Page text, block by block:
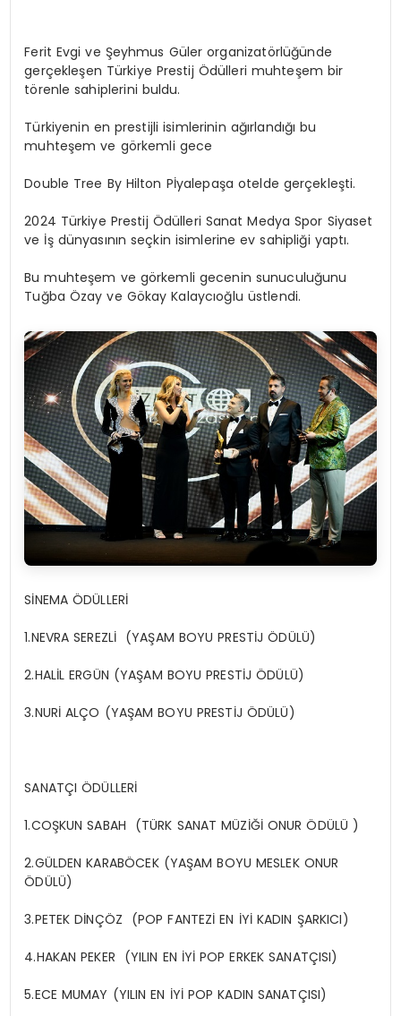
Ferit Evgi ve Şeyhmus Güler organizatörlüğünde
gerçekleşen Türkiye Prestij Ödülleri muhteşem bir
törenle sahiplerini buldu.
Türkiyenin en prestijli isimlerinin ağırlandığı bu
muhteşem ve görkemli gece
Double Tree By Hilton Pİyalepaşa otelde gerçekleşti.
2024 Türkiye Prestij Ödülleri Sanat Medya Spor Siyaset
ve İş dünyasının seçkin isimlerine ev sahipliği yaptı.
Bu muhteşem ve görkemli gecenin sunuculuğunu
Tuğba Özay ve Gökay Kalaycıoğlu üstlendi.
SİNEMA ÖDÜLLERİ
1.NEVRA SEREZLİ (YAŞAM BOYU PRESTİJ ÖDÜLÜ)
2.HALİL ERGÜN (YAŞAM BOYU PRESTİJ ÖDÜLÜ)
3.NURİ ALÇO (YAŞAM BOYU PRESTİJ ÖDÜLÜ)
SANATÇI ÖDÜLLERİ
1.COŞKUN SABAH (TÜRK SANAT MÜZİĞİ ONUR ÖDÜLÜ )
2.GÜLDEN KARABÖCEK (YAŞAM BOYU MESLEK ONUR
ÖDÜLÜ)
3.PETEK DİNÇÖZ (POP FANTEZİ EN İYİ KADIN ŞARKICI)
4.HAKAN PEKER (YILIN EN İYİ POP ERKEK SANATÇISI)
5.ECE MUMAY (YILIN EN İYİ POP KADIN SANATÇISI)